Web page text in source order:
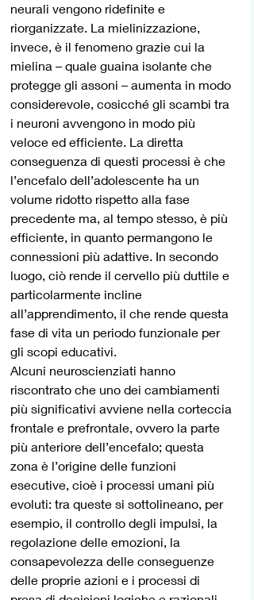
neurali vengono ridefinite e
riorganizzate. La mielinizzazione,
invece, è il fenomeno grazie cui la
mielina – quale guaina isolante che
protegge gli assoni – aumenta in modo
considerevole, cosicché gli scambi tra
i neuroni avvengono in modo più
veloce ed efficiente. La diretta
conseguenza di questi processi è che
l’encefalo dell’adolescente ha un
volume ridotto rispetto alla fase
precedente ma, al tempo stesso, è più
efficiente, in quanto permangono le
connessioni più adattive. In secondo
luogo, ciò rende il cervello più duttile e
particolarmente incline
all’apprendimento, il che rende questa
fase di vita un periodo funzionale per
gli scopi educativi.
Alcuni neuroscienziati hanno
riscontrato che uno dei cambiamenti
più significativi avviene nella corteccia
frontale e prefrontale, ovvero la parte
più anteriore dell’encefalo; questa
zona è l’origine delle funzioni
esecutive, cioè i processi umani più
evoluti: tra queste si sottolineano, per
esempio, il controllo degli impulsi, la
regolazione delle emozioni, la
consapevolezza delle conseguenze
delle proprie azioni e i processi di